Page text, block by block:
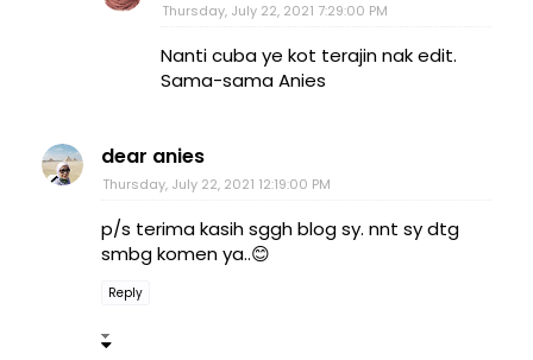
Thursday, July 22, 2021 7:29:00 PM
Nanti cuba ye kot terajin nak edit.
Sama-sama Anies
dear anies
Thursday, July 22, 2021 12:19:00 PM
p/s terima kasih sggh blog sy. nnt sy dtg
smbg komen ya..😊
Reply